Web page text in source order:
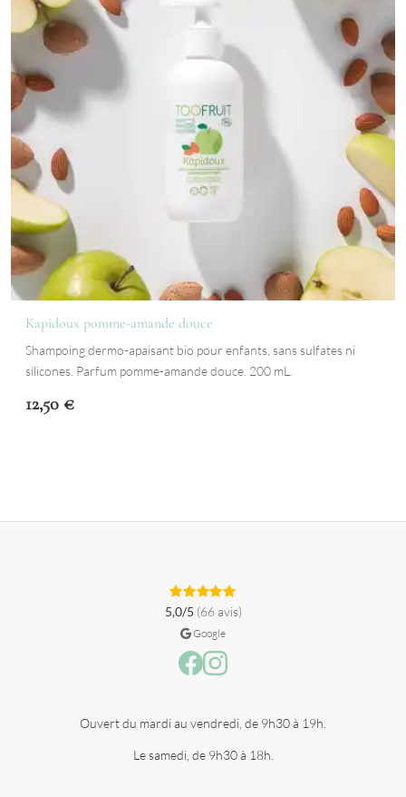
Kapidoux pomme-amande douce
Shampoing dermo-apaisant bio pour enfants, sans sulfates ni
silicones. Parfum pomme-amande douce. 200 mL.
12,50 €
5,0/5 (66 avis)
Google
Facebook
Instagram
Ouvert du mardi au vendredi, de 9h30 à 19h.
Le samedi, de 9h30 à 18h.